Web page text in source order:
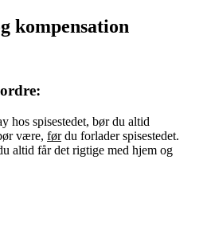
kompensation
hos spisestedet, bør du altid
være, førdu forlader spisestedet.
altid får det rigtige med hjem og